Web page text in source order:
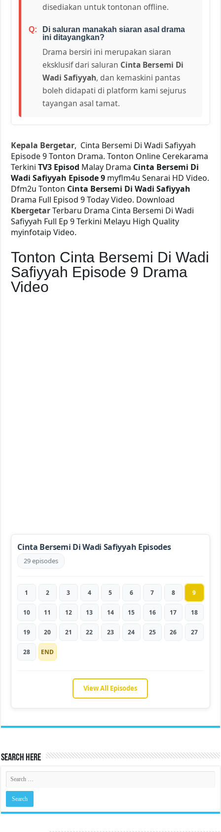
disediakan untuk tontonan offline.
Di saluran manakah siaran asal drama
ini ditayangkan?
Drama bersiri ini merupakan siaran
eksklusif dari saluran Cinta Bersemi Di
Wadi Safiyyah, dan kemaskini pantas
boleh didapati di platform kami sejurus
tayangan asal tamat.
Kepala Bergetar, Cinta Bersemi Di Wadi Safiyyah
Episode 9 Tonton Drama. Tonton Online Cerekarama
TerkiniTV3 Episod Malay Drama Cinta Bersemi Di
Wadi Safiyyah Episode 9 myflm4u Senarai HD Video.
Dfm2u Tonton Cinta Bersemi Di Wadi Safiyyah
Drama Full Episod 9 Today Video. Download
KbergetarTerbaru Drama Cinta Bersemi Di Wadi
Safiyyah Full Ep 9 Terkini Melayu High Quality
myinfotaip Video.
Tonton Cinta Bersemi Di Wadi
Safiyyah Episode 9 Drama
Video
Cinta Bersemi Di Wadi Safiyyah Episodes
29 episodes
1 2 3 4 5 6 7 8 9
10 11 12 13 14 15 16 17 18
19 20 21 22 23 24 25 26 27
28 END
View All Episodes
Search Here